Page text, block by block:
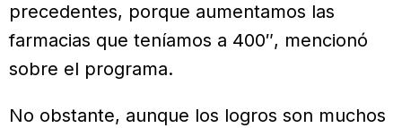
precedentes, porque aumentamos las
farmacias que teníamos a 400″, mencionó
sobre el programa.
No obstante, aunque los logros son muchos